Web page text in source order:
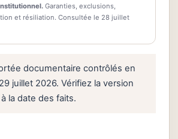
Garanties, exclusions,
et résiliation. Consultée le 28 juillet
documentaire contrôlés en
juillet 2026. Vérifiez la version
la date des faits.